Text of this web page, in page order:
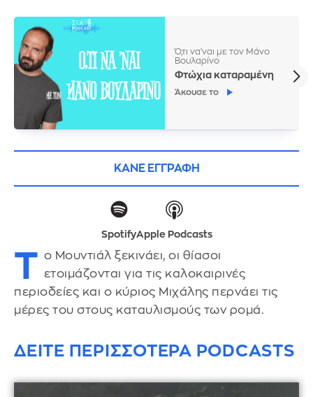
Ό,τι να'ναι με τον Μάνο
Βουλαρίνο
Φτώχια καταραμένη
Άκουσε το
ΚΑΝΕ ΕΓΓΡΑΦΗ
SpotifyApple Podcasts
Τ ο Μουντιάλ ξεκινάει, οι θίασοι
ετοιμάζονται για τις καλοκαιρινές
περιοδείες και ο κύριος Μιχάλης περνάει τις
μέρες του στους καταυλισμούς των ρομά.
ΔΕΙΤΕ ΠΕΡΙΣΣΟΤΕΡΑ PODCASTS